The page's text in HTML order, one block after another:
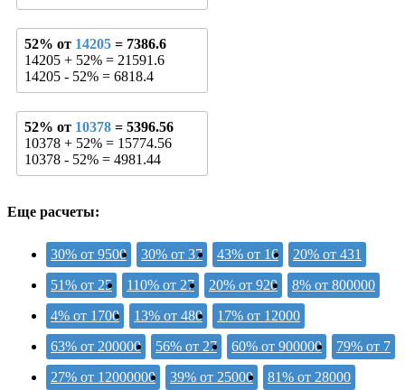
52% от 14205 = 7386.6
14205 + 52% = 21591.6
14205 - 52% = 6818.4
52% от 10378 = 5396.56
10378 + 52% = 15774.56
10378 - 52% = 4981.44
Еще расчеты:
30% от 9500 30% от 37 43% от 16
20% от 431
51% от 25
110% от 27 20% от 920
8% от 800000
4% от 1700
13% от 480
17% от 12000
63% от 200000
56% от 27 60% от 900000
79% от 7
27% от 12000000
39% от 25000 81% от 28000